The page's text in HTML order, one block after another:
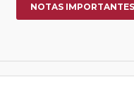
NOTAS IMPORTANTES